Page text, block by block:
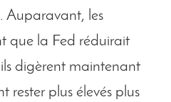
Auparavant, les
que la Fed réduirait
digèrent maintenant
rester plus élevés plus